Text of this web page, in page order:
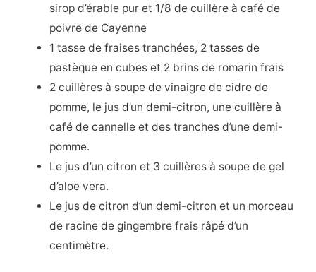
sirop d’érable pur et 1/8 de cuillère à café de
poivre de Cayenne
1 tasse de fraises tranchées, 2 tasses de
pastèque en cubes et 2 brins de romarin frais
2 cuillères à soupe de vinaigre de cidre de
pomme, le jus d’un demi-citron, une cuillère à
café de cannelle et des tranches d’une demi-
pomme.
Le jus d’un citron et 3 cuillères à soupe de gel
d’aloe vera.
Le jus de citron d’un demi-citron et un morceau
de racine de gingembre frais râpé d’un
centimètre.